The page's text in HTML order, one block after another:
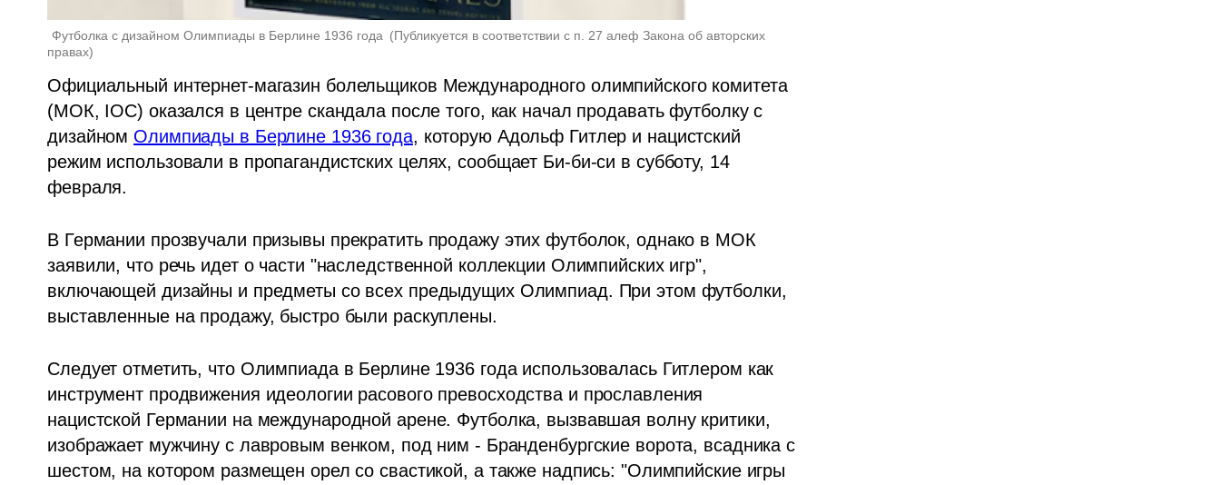
Футболка с дизайном Олимпиады в Берлине 1936 года (Публикуется в соответствии с п. 27 алеф Закона об авторских
правах)
Официальный интернет-магазин болельщиков Международного олимпийского комитета
(МОК, IOC) оказался в центре скандала после того, как начал продавать футболку с
дизайном Олимпиады в Берлине 1936 года, которую Адольф Гитлер и нацистский
режим использовали в пропагандистских целях, сообщает Би-би-си в субботу, 14
февраля.
В Германии прозвучали призывы прекратить продажу этих футболок, однако в МОК
заявили, что речь идет о части "наследственной коллекции Олимпийских игр",
включающей дизайны и предметы со всех предыдущих Олимпиад. При этом футболки,
выставленные на продажу, быстро были раскуплены.
Следует отметить, что Олимпиада в Берлине 1936 года использовалась Гитлером как
инструмент продвижения идеологии расового превосходства и прославления
нацистской Германии на международной арене. Футболка, вызвавшая волну критики,
изображает мужчину с лавровым венком, под ним - Бранденбургские ворота, всадника с
шестом, на котором размещен орел со свастикой, а также надпись: "Олимпийские игры